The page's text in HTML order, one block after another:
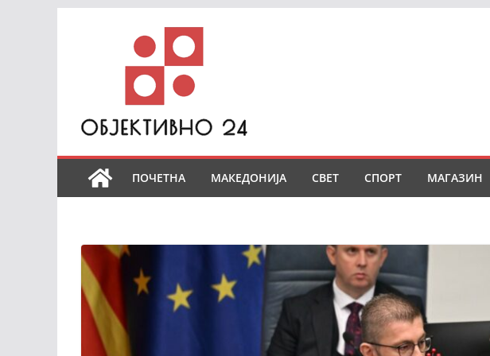
ПОЧЕТНА МАКЕДОНИЈА СВЕТ СПОРТ МАГАЗИН